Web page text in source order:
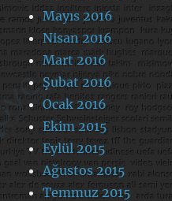
Mayıs 2016
Nisan 2016
Mart 2016
Şubat 2016
Ocak 2016
Ekim 2015
Eylül 2015
Ağustos 2015
Temmuz 2015